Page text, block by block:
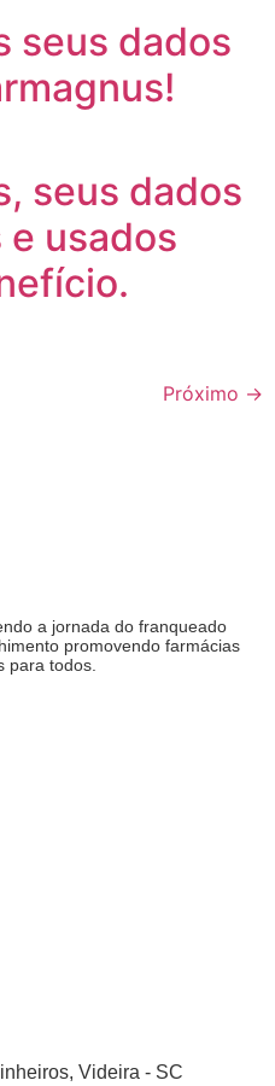
seus dados
seus dados
usados
Próximo →
a jornada do franqueado
promovendo farmácias
para todos.
Videira - SC